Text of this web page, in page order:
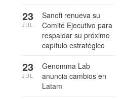
Sanofi renueva su
Comité Ejecutivo para
respaldar su próximo
capítulo estratégico
23
JUL
Genomma Lab
anuncia cambios en
Latam
23
JUL